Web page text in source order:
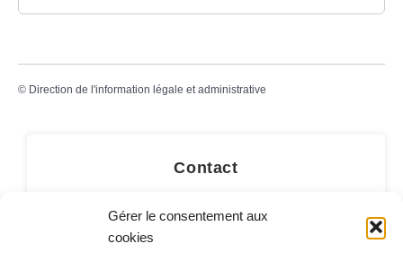
Gérer le consentement aux
cookies
Contact
LA MAIRIE
32 rue du Général-de-Gaulle
© Direction de l'information légale et administrative